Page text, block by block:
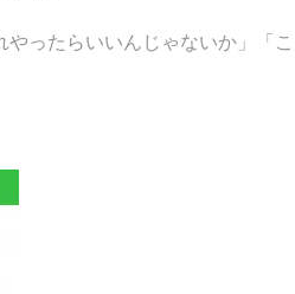
ったらいいんじゃないか」「こ